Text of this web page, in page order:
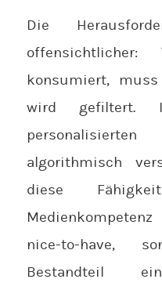
Die
konsumiert,
wird gefiltert.
algorithmisch
diese
nice-to-have,
Bestandteil